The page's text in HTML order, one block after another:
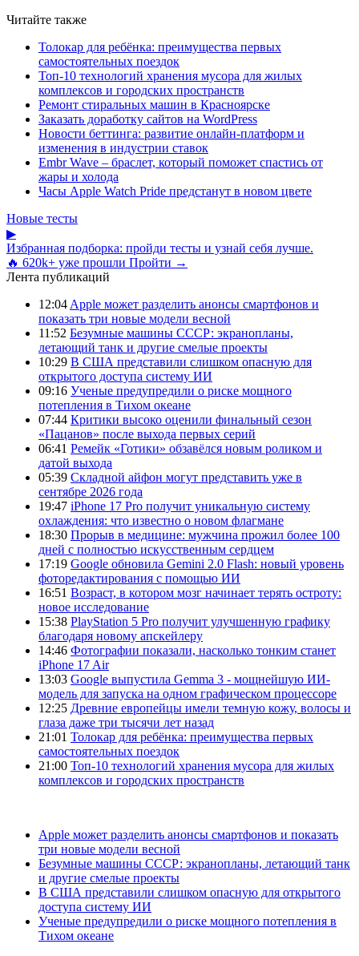
Читайте также
Толокар для ребёнка: преимущества первых
самостоятельных поездок
Топ-10 технологий хранения мусора для жилых
комплексов и городских пространств
Ремонт стиральных машин в Красноярске
Заказать доработку сайтов на WordPress
Новости беттинга: развитие онлайн-платформ и
изменения в индустрии ставок
Embr Wave – браслет, который поможет спастись от
жары и холода
Часы Apple Watch Pride предстанут в новом цвете
Новые тесты
▶
Избранная подборка: пройди тесты и узнай себя лучше.
🔥 620k+ уже прошли Пройти →
Лента публикаций
12:04 Apple может разделить анонсы смартфонов и
показать три новые модели весной
11:52 Безумные машины СССР: экранопланы,
летающий танк и другие смелые проекты
10:29 В США представили слишком опасную для
открытого доступа систему ИИ
09:16 Ученые предупредили о риске мощного
потепления в Тихом океане
07:44 Критики высоко оценили финальный сезон
«Пацанов» после выхода первых серий
06:41 Ремейк «Готики» обзавёлся новым роликом и
датой выхода
05:39 Складной айфон могут представить уже в
сентябре 2026 года
19:47 iPhone 17 Pro получит уникальную систему
охлаждения: что известно о новом флагмане
18:30 Прорыв в медицине: мужчина прожил более 100
дней с полностью искусственным сердцем
17:19 Google обновила Gemini 2.0 Flash: новый уровень
фоторедактирования с помощью ИИ
16:51 Возраст, в котором мозг начинает терять остроту:
новое исследование
15:38 PlayStation 5 Pro получит улучшенную графику
благодаря новому апскейлеру
14:46 Фотографии показали, насколько тонким станет
iPhone 17 Air
13:03 Google выпустила Gemma 3 - мощнейшую ИИ-
модель для запуска на одном графическом процессоре
12:25 Древние европейцы имели темную кожу, волосы и
глаза даже три тысячи лет назад
21:01 Толокар для ребёнка: преимущества первых
самостоятельных поездок
21:00 Топ-10 технологий хранения мусора для жилых
комплексов и городских пространств
Apple может разделить анонсы смартфонов и показать
три новые модели весной
Безумные машины СССР: экранопланы, летающий танк
и другие смелые проекты
В США представили слишком опасную для открытого
доступа систему ИИ
Ученые предупредили о риске мощного потепления в
Тихом океане